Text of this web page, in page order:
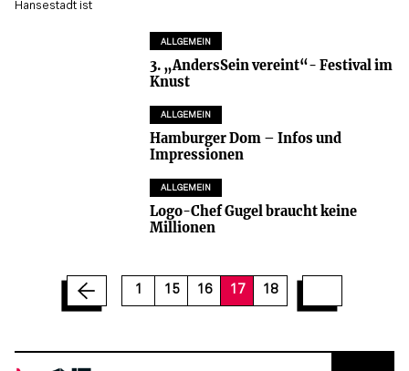
Hansestadt ist
ALLGEMEIN
3. „AndersSein vereint“- Festival im
Knust
ALLGEMEIN
Hamburger Dom – Infos und
Impressionen
ALLGEMEIN
Logo-Chef Gugel braucht keine
Millionen
1 15 16 17 18